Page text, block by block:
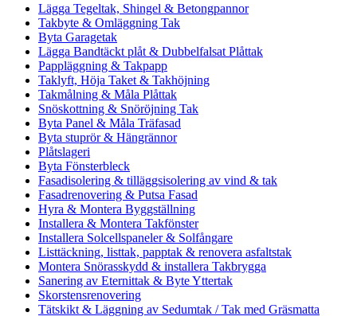
Lägga Tegeltak, Shingel & Betongpannor
Takbyte & Omläggning Tak
Byta Garagetak
Lägga Bandtäckt plåt & Dubbelfalsat Plåttak
Pappläggning & Takpapp
Taklyft, Höja Taket & Takhöjning
Takmålning & Måla Plåttak
Snöskottning & Snöröjning Tak
Byta Panel & Måla Träfasad
Byta stuprör & Hängrännor
Plåtslageri
Byta Fönsterbleck
Fasadisolering & tilläggsisolering av vind & tak
Fasadrenovering & Putsa Fasad
Hyra & Montera Byggställning
Installera & Montera Takfönster
Installera Solcellspaneler & Solfångare
Listtäckning, listtak, papptak & renovera asfaltstak
Montera Snörasskydd & installera Takbrygga
Sanering av Eternittak & Byte Yttertak
Skorstensrenovering
Tätskikt & Läggning av Sedumtak / Tak med Gräsmatta